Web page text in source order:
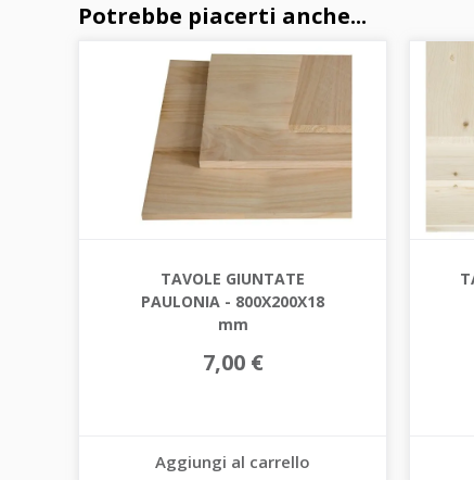
Potrebbe piacerti anche...
TAVOLE GIUNTATE
PAULONIA - 800X200X18
mm
7,00 €
Aggiungi al carrello